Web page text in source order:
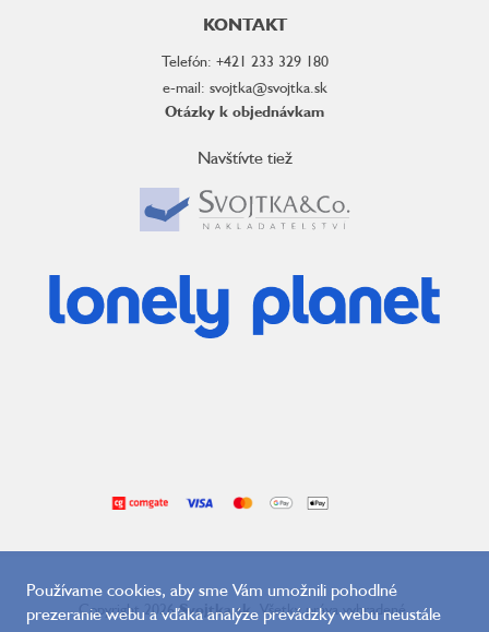
Používame cookies, aby sme Vám umožnili pohodlné
prezeranie webu a vďaka analýze prevádzky webu neustále
KONTAKT
Telefón: +421 233 329 180
e-mail: svojtka@svojtka.sk
Otázky k objednávkam
Navštívte tiež
Copyright 2026Svojtka.sk. Všetky práva vyhradené.